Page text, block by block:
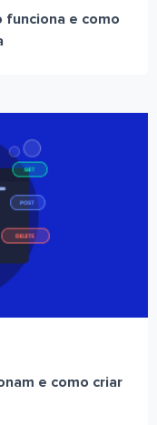
funciona e como
e como criar